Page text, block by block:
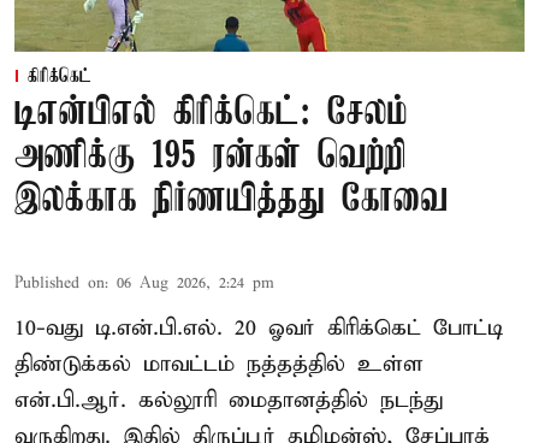
கிரிக்கெட்
டிஎன்பிஎல் கிரிக்கெட்: சேலம்
அணிக்கு 195 ரன்கள் வெற்றி
இலக்காக நிர்ணயித்தது கோவை
Published on: 06 Aug 2026, 2:24 pm
10-வது டி.என்.பி.எல். 20 ஓவர் கிரிக்கெட் போட்டி
திண்டுக்கல் மாவட்டம் நத்தத்தில் உள்ள
என்.பி.ஆர். கல்லூரி மைதானத்தில் நடந்து
வருகிறது. இதில் திருப்பூர் தமிழன்ஸ், சேப்பாக்